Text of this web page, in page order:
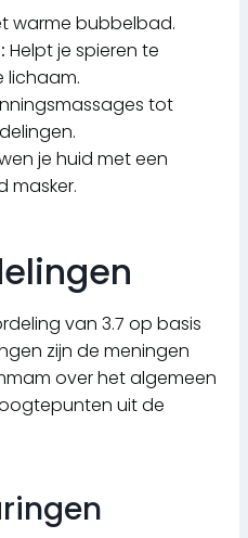
warme bubbelbad.
Helpt je spieren te
lichaam.
tot
je huid met een
masker.
van 3.7 op basis
zijn de meningen
over het algemeen
uit de